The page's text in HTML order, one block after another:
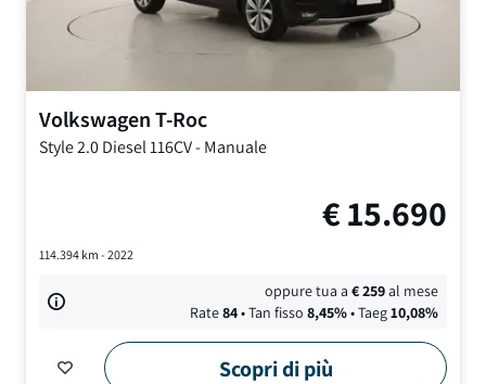
VolkswagenT-Roc
Style2.0 Diesel 116CV-Manuale
€15.690
114.394km - 2022
oppure tua a€259al mese
Rate84• Tan fisso 8,45%• Taeg10,08%
Scopri di più